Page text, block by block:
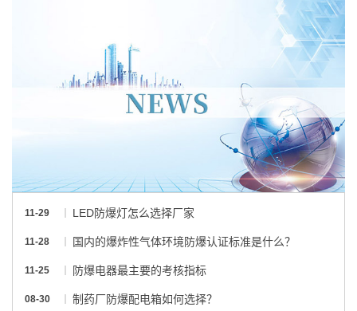
11-29 LED防爆灯怎么选择厂家
11-28 国内的爆炸性气体环境防爆认证标准是什么？
11-25 防爆电器最主要的考核指标
08-30 制药厂防爆配电箱如何选择？